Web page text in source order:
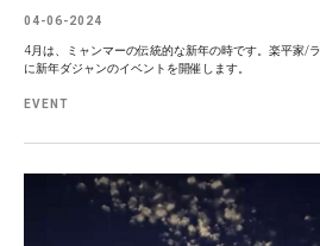
04-06-2024
4月は、ミャンマーの伝統的な新年の時です。楽平家/
に新年ダジャンのイベントを開催します。
EVENT